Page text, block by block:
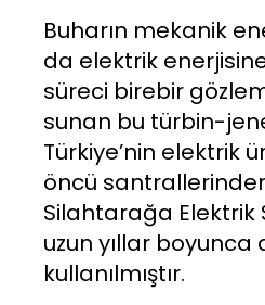
Buharın mekanik
da elektrik
süreci birebir
sunan bu türbin-
Türkiye’nin elektrik
öncü
Silahtarağa Elektrik
uzun yıllar
kullanılmıştır.